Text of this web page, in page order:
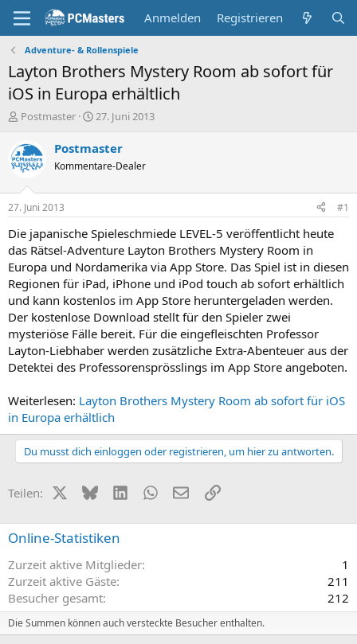
Anmelden Registrieren
Adventure- & Rollenspiele
Layton Brothers Mystery Room ab sofort für
iOS in Europa erhältlich
E
s
t
e
e
r
Postmaster
E
s
e
t
a
m
27. Juni 2013
Postmaster
Kommentare-Dealer
27. Juni 2013 #1
Die japanische Spieleschmiede LEVEL-5 veröffentlicht heute
das Rätsel-Adventure Layton Brothers Mystery Room in
Europa und Nordamerika via App Store. Das Spiel ist in diesen
Regionen für iPad, iPhone und iPod touch ab sofort erhältlich
und kann kostenlos im App Store heruntergeladen werden.
Der kostenlose Download stellt für den Spieler zwei
mysteriöse Fälle bereit. Für die eingefleischten Professor
Layton-Liebhaber werden zusätzliche Extra-Abenteuer aus der
Detektei des Professorensprösslings im App Store angeboten.
Weiterlesen: Layton Brothers Mystery Room ab sofort für iOS
in Europa erhältlich
Du musst dich einloggen oder registrieren, um hier zu antworten.
Teilen: X (Twitter)
BlueskyLinkedInWhatsApp
E-MailLink
Online-Statistiken
Zurzeit aktive Mitglieder
1
Zurzeit aktive Gäste
211
Besucher gesamt
212
Die Summen können auch versteckte Besucher enthalten.